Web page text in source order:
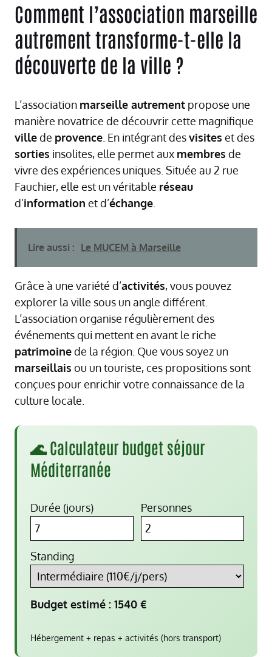
Comment l’association marseille
autrement transforme-t-elle la
découverte de la ville ?
L’association marseille autrement propose une
manière novatrice de découvrir cette magnifique
villede provence . En intégrant desvisites et des
sorties insolites, elle permet aux membres de
vivre des expériences uniques. Située au 2 rue
Fauchier, elle est un véritable réseau
d’information et d’échange
Lire aussi : Le MUCEM à Marseille
Grâce à une variété d’activités, vous pouvez
explorer la ville sous un angle différent.
L’association organise régulièrement des
événements qui mettent en avant le riche
patrimoinede la région. Que vous soyez un
marseillais ou un touriste, ces propositions sont
conçues pour enrichir votre connaissance de la
culture locale.
🌊 Calculateur budget séjour
Méditerranée
Durée (jours) Personnes
Standing
Budget estimé : 1540 €
Hébergement + repas + activités (hors transport)